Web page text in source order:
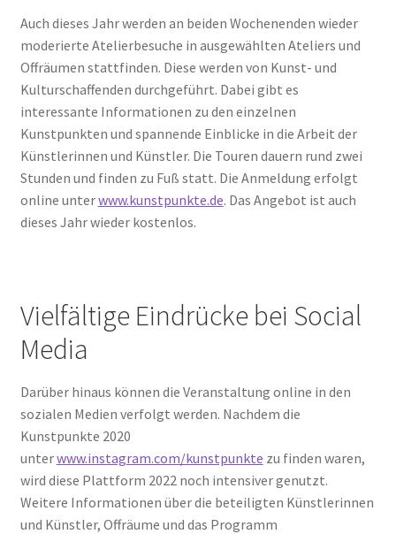
Auch dieses Jahr werden an beiden Wochenenden wieder
moderierte Atelierbesuche in ausgewählten Ateliers und
Offräumen stattfinden. Diese werden von Kunst- und
Kulturschaffenden durchgeführt. Dabei gibt es
interessante Informationen zu den einzelnen
Kunstpunkten und spannende Einblicke in die Arbeit der
Künstlerinnen und Künstler. Die Touren dauern rund zwei
Stunden und finden zu Fuß statt. Die Anmeldung erfolgt
online unterwww.kunstpunkte.de. Das Angebot ist auch
dieses Jahr wieder kostenlos.
Vielfältige Eindrücke bei Social
Media
Darüber hinaus können die Veranstaltung online in den
sozialen Medien verfolgt werden. Nachdem die
Kunstpunkte 2020
unterwww.instagram.com/kunstpunkte zu finden waren,
wird diese Plattform 2022 noch intensiver genutzt.
Weitere Informationen über die beteiligten Künstlerinnen
und Künstler, Offräume und das Programm